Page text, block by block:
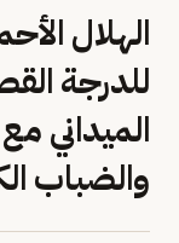
الهلال
للدرجة
الميداني
والضباب